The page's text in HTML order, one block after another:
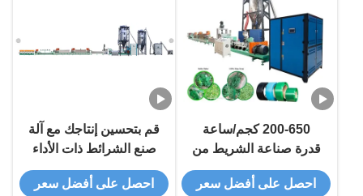
200-650 كجم/ساعة
قدرة صناعة الشريط من
بي تي الخدمة الآلية
المضمونة ومدى السماكة
احصل على أفضل سعر
قم بتحسين إنتاجك مع آلة
صنع الشرائط ذات الأداء
العالي
احصل على أفضل سعر